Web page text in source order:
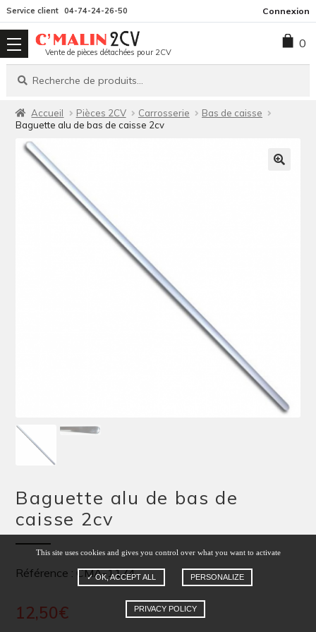
la
navigation
contenu
Service client 04-74-24-26-50 Connexion
Vente de pièces détachées pour 2CV
Recherche
Recherche
0
Accueil Pièces 2CV Carrosserie
Bas de caisse
Baguette alu de bas de caisse 2cv
Baguette alu de bas de
caisse 2cv
Référence : CMA-1174
12,50€
This site uses cookies and gives you control over what you want to activate
✓ OK, ACCEPT ALL PERSONALIZE
PRIVACY POLICY